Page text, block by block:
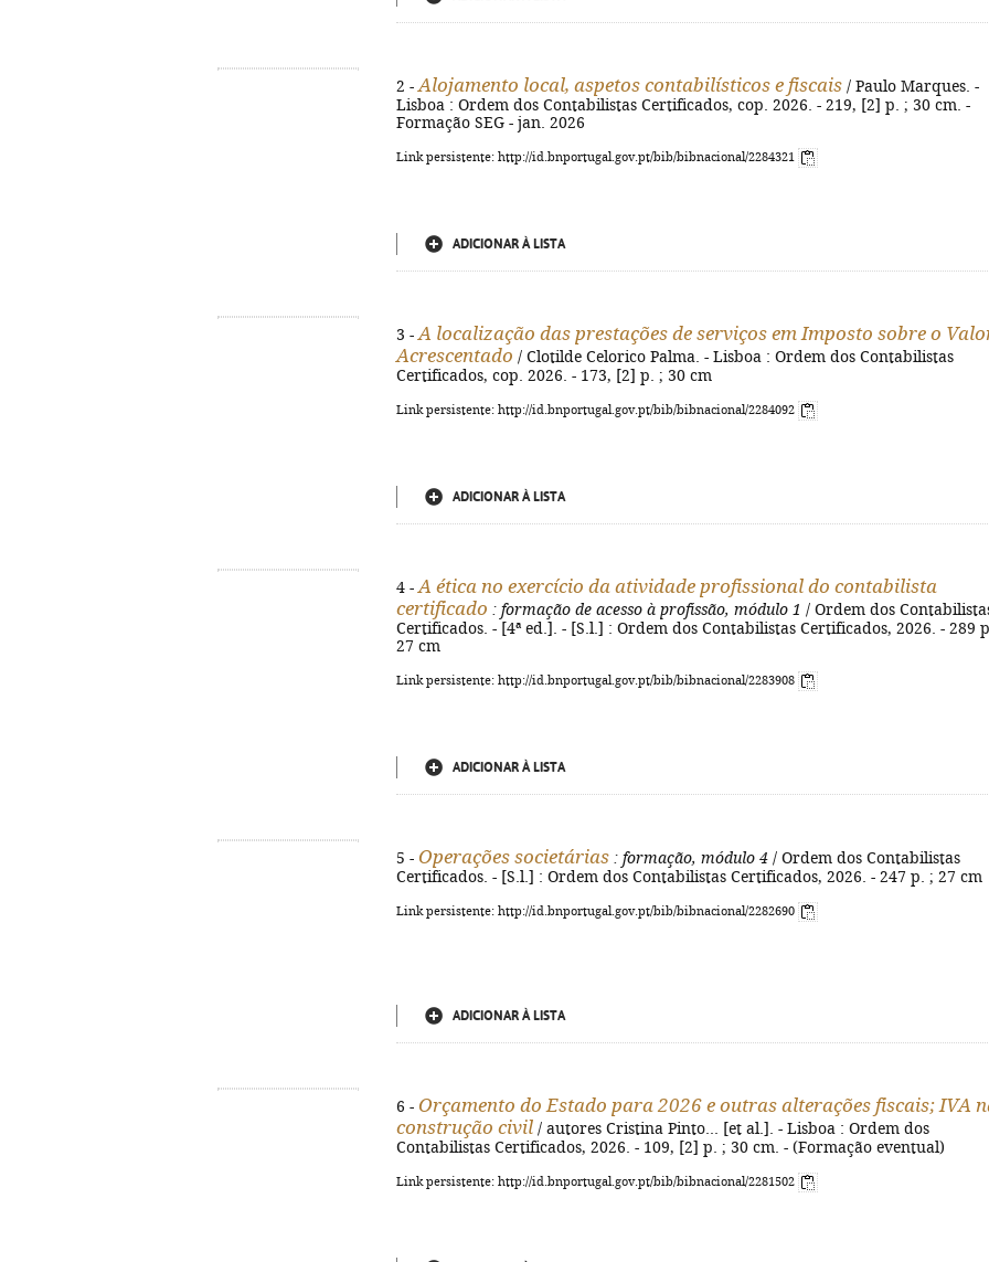
2 - Alojamento local, aspetos contabilísticos e fiscais / Paulo Marques. -
Lisboa : Ordem dos Contabilistas Certificados, cop. 2026. - 219, [2] p. ; 30 cm. -
Formação SEG - jan. 2026
Link persistente: http://id.bnportugal.gov.pt/bib/bibnacional/2284321
ADICIONAR À LISTA
3 - A localização das prestações de serviços em Imposto sobre o
Acrescentado / Clotilde Celorico Palma. - Lisboa : Ordem dos Contabilistas
Certificados, cop. 2026. - 173, [2] p. ; 30 cm
Link persistente: http://id.bnportugal.gov.pt/bib/bibnacional/2284092
ADICIONAR À LISTA
4 - A ética no exercício da atividade profissional do contabilista
certificado : formação de acesso à profissão, módulo 1 / Ordem dos
Certificados. - [4ª ed.]. - [S.l.] : Ordem dos Contabilistas Certificados, 2026. - 289
27 cm
Link persistente: http://id.bnportugal.gov.pt/bib/bibnacional/2283908
ADICIONAR À LISTA
5 - Operações societárias : formação, módulo 4 / Ordem dos Contabilistas
Certificados. - [S.l.] : Ordem dos Contabilistas Certificados, 2026. - 247 p. ; 27 cm
Link persistente: http://id.bnportugal.gov.pt/bib/bibnacional/2282690
ADICIONAR À LISTA
6 - Orçamento do Estado para 2026 e outras alterações fiscais; IVA
construção civil / autores Cristina Pinto... [et al.]. - Lisboa : Ordem dos
Contabilistas Certificados, 2026. - 109, [2] p. ; 30 cm. - (Formação eventual)
Link persistente: http://id.bnportugal.gov.pt/bib/bibnacional/2281502